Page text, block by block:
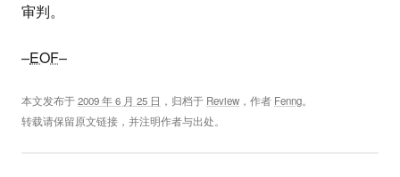
审判。
–EOF–
本文发布于2009 年 6 月 25 日 ，归档于 Review ，作者 Fenng。
转载请保留原文链接，并注明作者与出处。